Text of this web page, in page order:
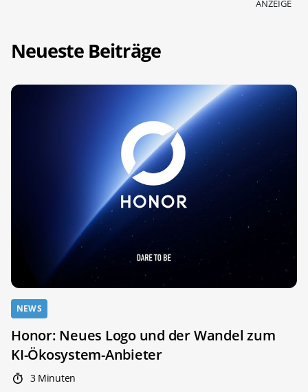
ANZEIGE
Neueste Beiträge
NEWS
Honor: Neues Logo und der Wandel zum
KI-Ökosystem-Anbieter
3 Minuten